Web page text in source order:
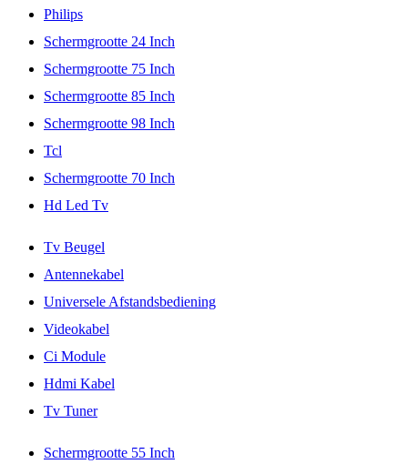
Philips
Schermgrootte 24 Inch
Schermgrootte 75 Inch
Schermgrootte 85 Inch
Schermgrootte 98 Inch
Tcl
Schermgrootte 70 Inch
Hd Led Tv
Tv Beugel
Antennekabel
Universele Afstandsbediening
Videokabel
Ci Module
Hdmi Kabel
Tv Tuner
Schermgrootte 55 Inch